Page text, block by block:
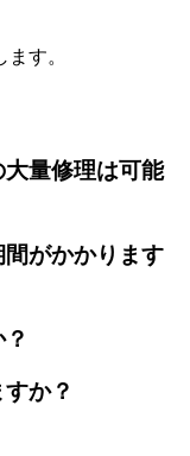
す。
量修理は可能
がかかります
か？